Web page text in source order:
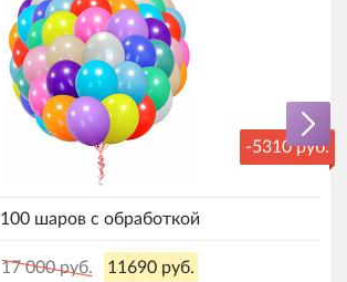
-5310 руб.
100 шаров с обработкой
17 000 руб. 11690 руб.